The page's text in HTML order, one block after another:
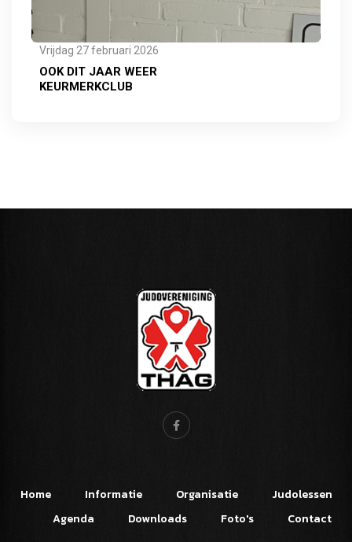
Vrijdag 27 februari 2026
OOK DIT JAAR WEER
KEURMERKCLUB
Home Informatie Organisatie
Judolessen
Agenda
Downloads Foto's Contact